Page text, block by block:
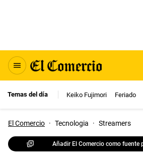
Temas del día Keiko Fujimori Feriado
El Comercio · Tecnologia · Streamers
Añadir El Comercio como fuente